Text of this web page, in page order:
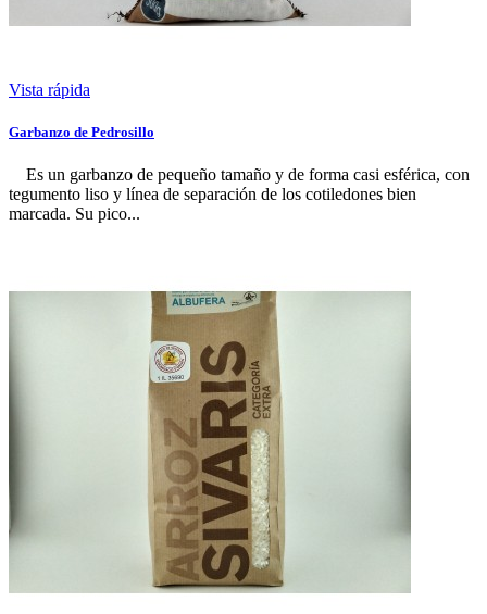
Vista rápida
Garbanzo de Pedrosillo
Es un garbanzo de pequeño tamaño y de forma casi esférica, con
tegumento liso y línea de separación de los cotiledones bien
marcada. Su pico...